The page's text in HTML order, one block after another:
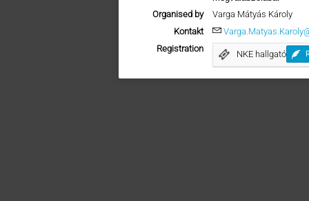
Organised by
Varga Mátyás Károly
Kontakt
Registration
NKE hallgató